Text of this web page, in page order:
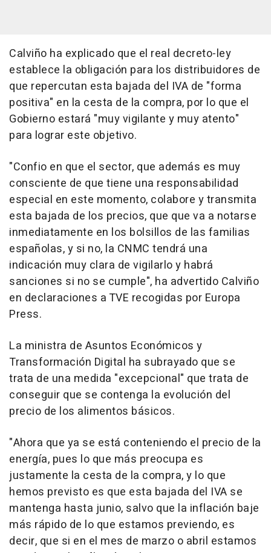
Calviño ha explicado que el real decreto-ley
establece la obligación para los distribuidores de
que repercutan esta bajada del IVA de "forma
positiva" en la cesta de la compra, por lo que el
Gobierno estará "muy vigilante y muy atento"
para lograr este objetivo.
"Confio en que el sector, que además es muy
consciente de que tiene una responsabilidad
especial en este momento, colabore y transmita
esta bajada de los precios, que que va a notarse
inmediatamente en los bolsillos de las familias
españolas, y si no, la CNMC tendrá una
indicación muy clara de vigilarlo y habrá
sanciones si no se cumple", ha advertido Calviño
en declaraciones a TVE recogidas por Europa
Press.
La ministra de Asuntos Económicos y
Transformación Digital ha subrayado que se
trata de una medida "excepcional" que trata de
conseguir que se contenga la evolución del
precio de los alimentos básicos.
"Ahora que ya se está conteniendo el precio de la
energía, pues lo que más preocupa es
justamente la cesta de la compra, y lo que
hemos previsto es que esta bajada del IVA se
mantenga hasta junio, salvo que la inflación baje
más rápido de lo que estamos previendo, es
decir, que si en el mes de marzo o abril estamos